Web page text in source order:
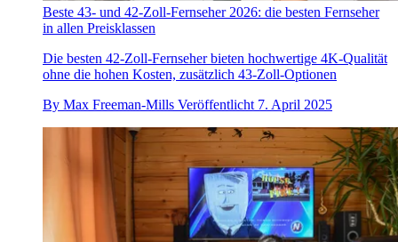
Beste 43- und 42-Zoll-Fernseher 2026: die besten Fernseher
in allen Preisklassen
Die besten 42-Zoll-Fernseher bieten hochwertige 4K-Qualität
ohne die hohen Kosten, zusätzlich 43-Zoll-Optionen
By Max Freeman-Mills Veröffentlicht 7. April 2025